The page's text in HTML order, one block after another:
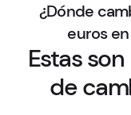
¿Dónde
euros
Estas
de